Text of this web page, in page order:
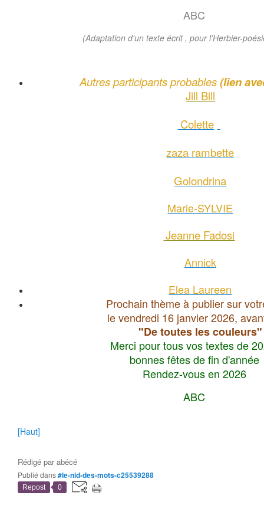
ABC
(Adaptation d'un texte écrit , pour l'Herbier-
Autres participants probables(lien
Jill Bill
Colette
zaza rambette
Golondrina
Marie-SYLVIE
Jeanne Fadosi
Annick
Elea Laureen
Prochain thème à publier sur
le vendredi 16 janvier 2026,
"De toutes les couleurs"
Merci pour tous vos textes de
bonnes fêtes de fin d'année
Rendez-vous en 2026
ABC
[Haut]
Rédigé parabécé
Publié dans#le-nid-des-mots-c25539288
Repost 0